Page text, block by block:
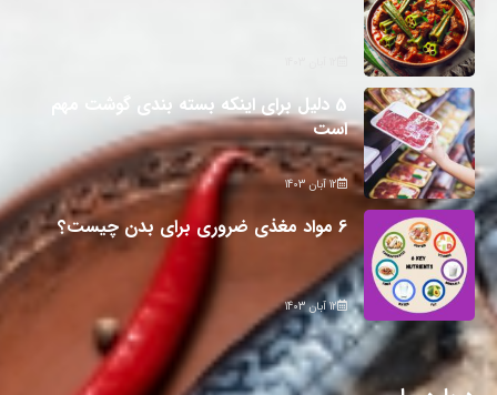
5 دلیل برای اینکه بسته بندی گوشت مهم
است
12 آبان 1403
6 مواد مغذی ضروری برای بدن چیست؟
12 آبان 1403